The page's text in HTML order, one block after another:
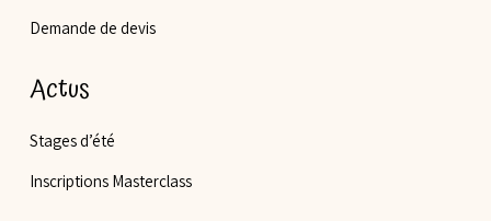
Demande de devis
Actus
Stages d’été
Inscriptions Masterclass